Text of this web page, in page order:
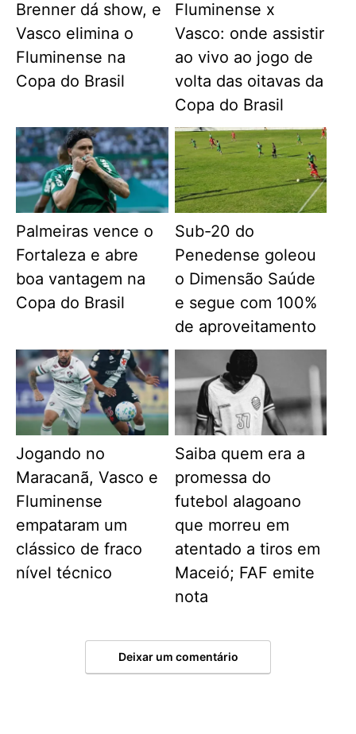
Brenner dá show, e
Vasco elimina o
Fluminense na
Copa do Brasil
Fluminense x
Vasco: onde assistir
ao vivo ao jogo de
volta das oitavas da
Copa do Brasil
Palmeiras vence o
Fortaleza e abre
boa vantagem na
Copa do Brasil
Sub-20 do
Penedense goleou
o Dimensão Saúde
e segue com 100%
de aproveitamento
Jogando no
Maracanã, Vasco e
Fluminense
empataram um
clássico de fraco
nível técnico
Saiba quem era a
promessa do
futebol alagoano
que morreu em
atentado a tiros em
Maceió; FAF emite
nota
Deixar um comentário